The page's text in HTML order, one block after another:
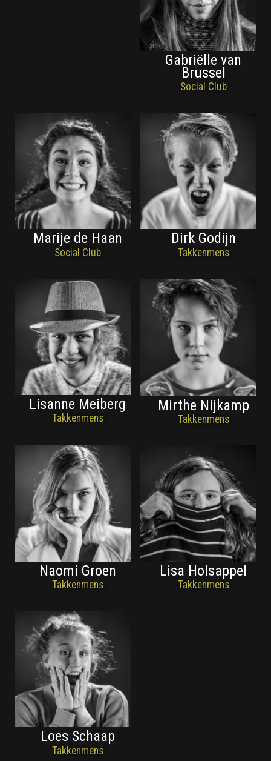
Gabriëlle van
Brussel
Social Club
Marije de Haan
Social Club
Dirk Godijn
Takkenmens
Lisanne Meiberg
Takkenmens
Mirthe Nijkamp
Takkenmens
Naomi Groen
Takkenmens
Lisa Holsappel
Takkenmens
Loes Schaap
Takkenmens